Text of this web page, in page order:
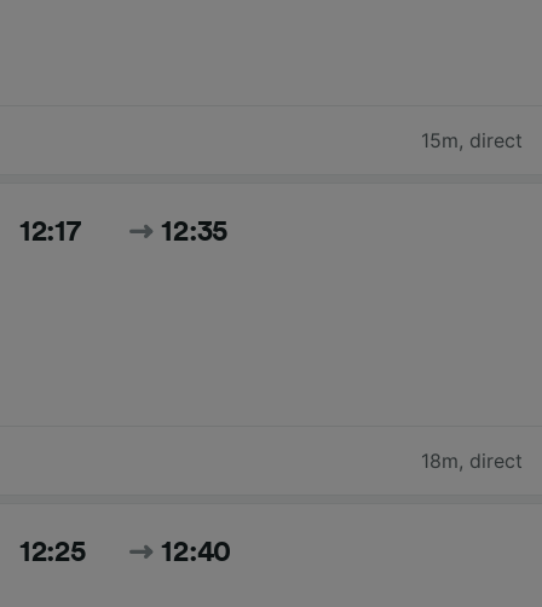
15m, direct
12:17 12:35
18m, direct
12:25 12:40